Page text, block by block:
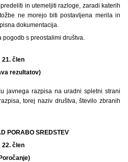
in utemeljiti razloge, zaradi katerih
ne morejo biti postavljena merila in
dokumentacija.
pogodb s preostalimi društva.
21. člen
rezultatov)
javnega razpisa na uradni spletni strani
torej naziv društva, število zbranih
PORABO SREDSTEV
22. člen